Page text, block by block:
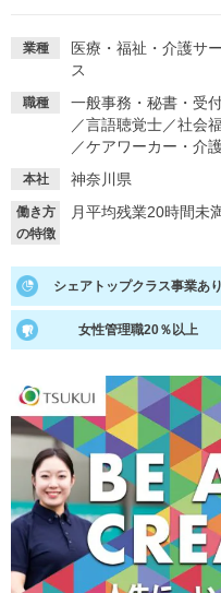
イベントを探す
就活ノウハウ・サポー
就活ノウハウが満載！
適職診断
就活ニュースペーパー
就活時事ニュースを更新
業種 医療・福祉・介護サ
ス
職種 一般事務・秘書・受
／言語聴覚士／社会
／ケアワーカー・介
本社 神奈川県
働き方
の特徴
月平均残業20時間未
シェアトップクラス事業あり
女性管理職20％以上